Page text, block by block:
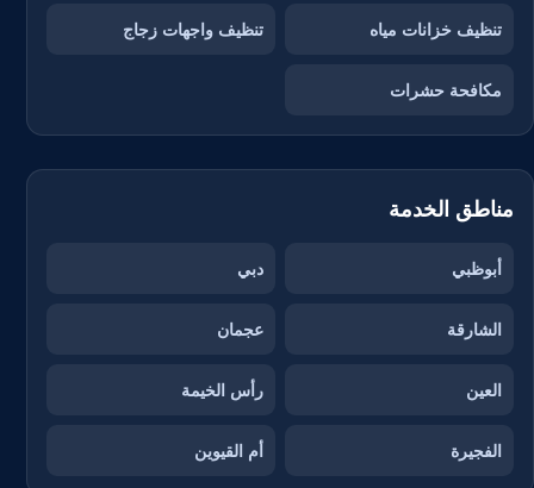
تنظيف خزانات مياه تنظيف واجهات زجاج
مكافحة حشرات
مناطق الخدمة
أبوظبي دبي
الشارقة عجمان
العين رأس الخيمة
الفجيرة أم القيوين